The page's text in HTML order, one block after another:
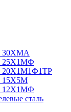
30ХМА
25Х1МФ
20Х1М1Ф1ТР
15Х5М
12Х1МФ
сталь